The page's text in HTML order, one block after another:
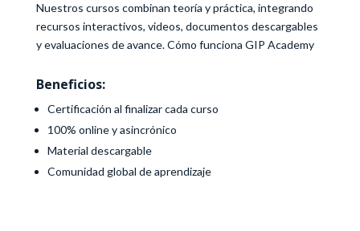
Nuestros cursos combinan teoría y práctica, integrando
recursos interactivos, videos, documentos descargables
y evaluaciones de avance. Cómo funciona GIP Academy
Beneficios:
Certificación al finalizar cada curso
100% online y asincrónico
Material descargable
Comunidad global de aprendizaje